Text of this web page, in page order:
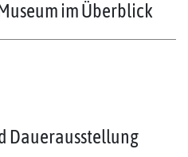
im Überblick
Dauerausstellung